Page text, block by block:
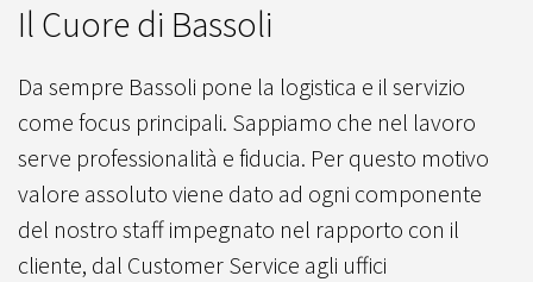
Il Cuore di Bassoli
Da sempre Bassoli pone la logistica e il servizio
come focus principali. Sappiamo che nel lavoro
serve professionalità e fiducia. Per questo motivo
valore assoluto viene dato ad ogni componente
del nostro staff impegnato nel rapporto con il
cliente, dal Customer Service agli uffici